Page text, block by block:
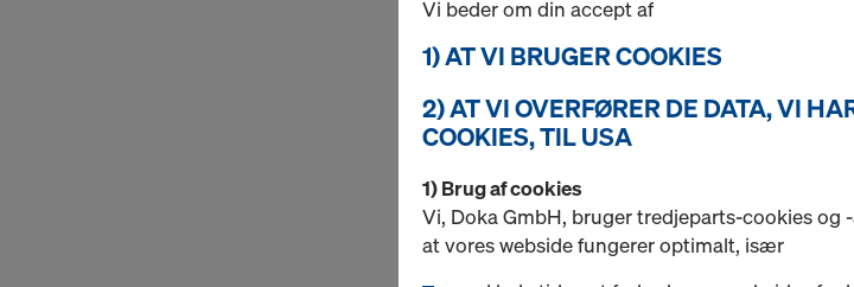
Til
Vi beder om din accept af
1) AT VI BRUGER COOKIES
2) AT VI OVERFØRER DE DATA, VI
COOKIES, TIL USA
1) Brug af cookies
Vi, Doka GmbH, bruger tredjeparts-cookies og
at vores webside fungerer optimalt, især